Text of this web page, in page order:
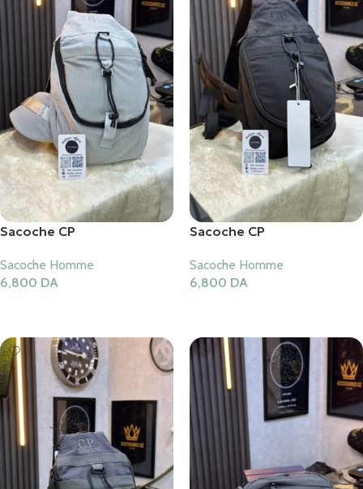
Sacoche CP
Sacoche Homme
6,800 DA
Sacoche CP
Sacoche Homme
6,800 DA